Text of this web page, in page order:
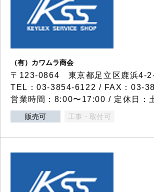
（有）カワムラ商会
〒123-0864 東京都足立区鹿浜4-
TEL：03-3854-6122 / FAX：03-
営業時間：8:00〜17:00 / 定休日：
販売可 工事・取付可